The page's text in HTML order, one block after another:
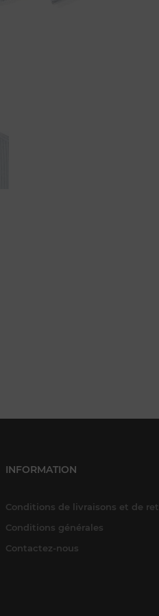
INFORMATION
Conditions de livraisons et de
Conditions générales
Contactez-nous